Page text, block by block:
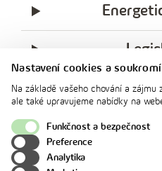
Nastavení cookies a soukromí
Na základě vašeho chování a zájmu
ale také upravujeme nabídky na
souhlasu. Svoje nastavení můžete
„Nastavení soukromí". Více
osobními údaji pracujeme, včetně
naleznete na webové stránce v sekci
Funkčnost a bezpečnost
Preference
Analytika
Ochrana